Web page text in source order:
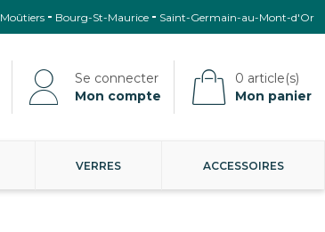
Moûtiers Bourg-St-Maurice Saint-Germain-au-Mont-d'Or
Mon compte Mon panier
VERRES ACCESSOIRES